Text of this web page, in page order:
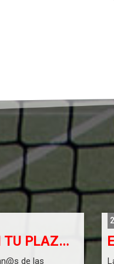
NO TE QUEDES SIN TU PLAZA...
de las